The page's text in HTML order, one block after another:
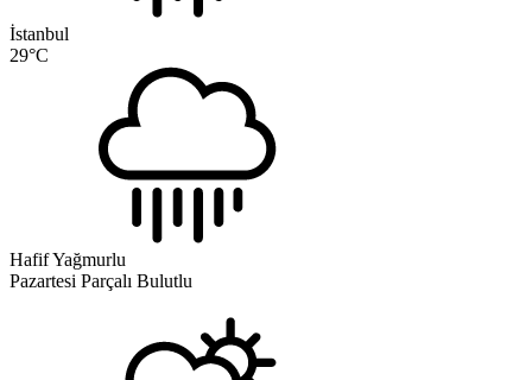
İstanbul
29°C
Hafif Yağmurlu
Pazartesi Parçalı Bulutlu